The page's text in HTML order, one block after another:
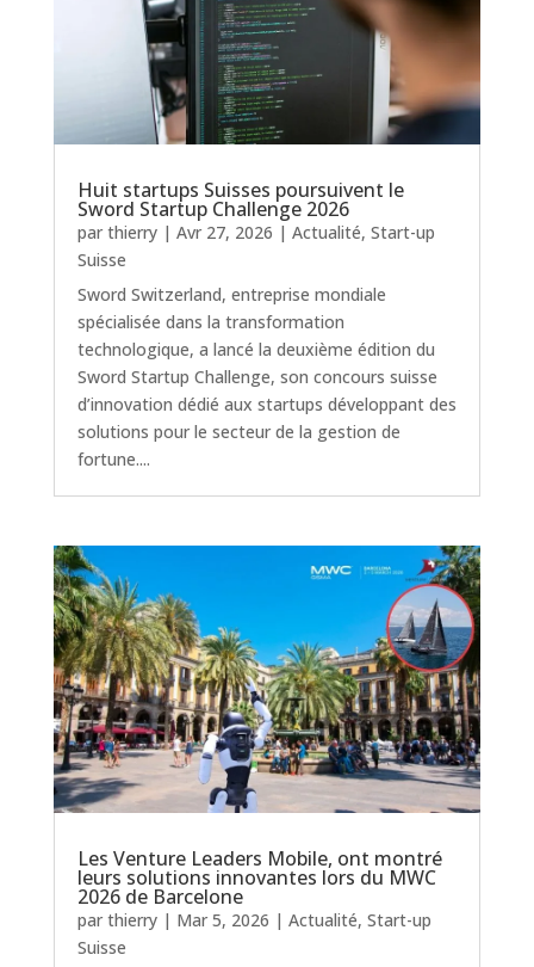
Huit startups Suisses poursuivent le
Sword Startup Challenge 2026
par thierry| Avr 27, 2026 | Actualité, Start-up
Suisse
Sword Switzerland, entreprise mondiale
spécialisée dans la transformation
technologique, a lancé la deuxième édition du
Sword Startup Challenge, son concours suisse
d’innovation dédié aux startups développant des
solutions pour le secteur de la gestion de
fortune....
Les Venture Leaders Mobile, ont montré
leurs solutions innovantes lors du MWC
2026 de Barcelone
par thierry| Mar 5, 2026 | Actualité, Start-up
Suisse